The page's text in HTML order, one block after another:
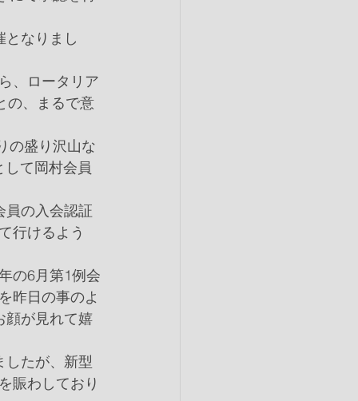
なりまし
、ロータリア
の、まるで意
の盛り沢山な
て岡村会員
員の入会認証
行けるよう
の6月第1例会
昨日の事のよ
顔が見れて嬉
したが、新型
賑わしており